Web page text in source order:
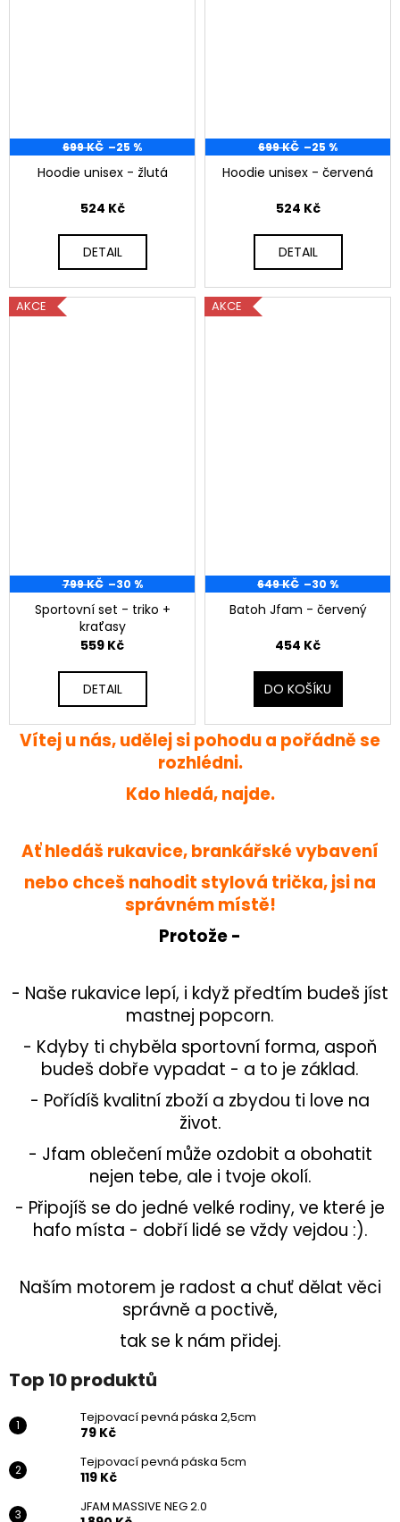
699 KČ –25 %
Hoodie unisex - žlutá
524 Kč
DETAIL
699 KČ –25 %
Hoodie unisex - červená
524 Kč
DETAIL
AKCE
799 KČ –30 %
Sportovní set - triko +
kraťasy
559 Kč
DETAIL
AKCE
649 KČ –30 %
Batoh Jfam - červený
454 Kč
DO KOŠÍKU
Vítej u nás, udělej si pohodu a pořádně se
rozhlédni.
Kdo hledá, najde.
Ať hledáš rukavice, brankářské vybavení
nebo chceš nahodit stylová trička,jsi na
správném místě!
Protože -
- Naše rukavice lepí, i když předtím budeš jíst
mastnej popcorn.
- Kdyby ti chyběla sportovní forma, aspoň
budeš dobře vypadat - a to je základ.
- Pořídíš kvalitní zboží a zbydou ti love na
život.
- Jfam oblečení může ozdobit a obohatit
nejen tebe, ale i tvoje okolí.
- Připojíš se do jedné velké rodiny, ve které je
hafo místa - dobří lidé se vždy vejdou :).
Naším motorem je radost a chuť dělat věci
správně a poctivě,
tak se k nám přidej.
Top 10 produktů
Tejpovací pevná páska 2,5cm
79 Kč
Tejpovací pevná páska 5cm
119 Kč
JFAM MASSIVE NEG 2.0